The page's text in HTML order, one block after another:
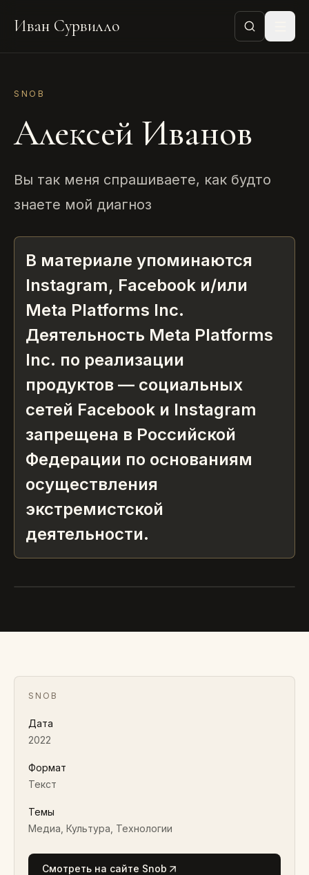
Иван Сурвилло
SNOB
Алексей Иванов
Вы так меня спрашиваете, как будто
знаете мой диагноз
В материале упоминаются
Instagram, Facebook и/или
Meta Platforms Inc.
Деятельность Meta Platforms
Inc. по реализации
продуктов — социальных
сетей Facebook и Instagram
запрещена в Российской
Федерации по основаниям
осуществления
экстремистской
деятельности.
2022 · ТЕКСТ
SNOB
Дата
2022
Формат
Текст
Темы
Медиа, Культура, Технологии
Смотреть на сайте Snob